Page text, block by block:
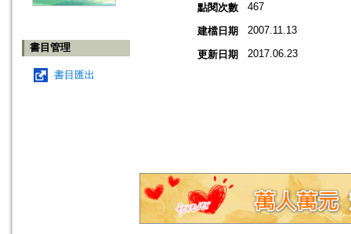
書目管理
書目匯出
點閱次數
467
建檔日期 2007.11.13
更新日期 2017.06.23